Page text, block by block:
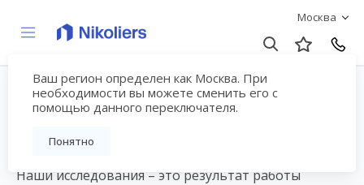
Москва
Ваш регион определен как Москва. При
необходимости вы можете сменить его с
помощью данного переключателя.
Понятно
Аналитические отчеты
по рынку
Наши исследования – это результат работы